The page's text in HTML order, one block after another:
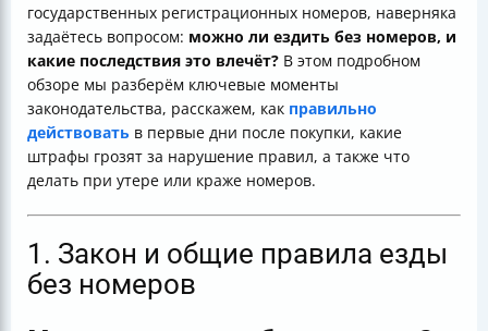
государственных регистрационных номеров, наверняка
задаётесь вопросом: можно ли ездить без номеров, и
какие последствия это влечёт? В этом подробном
обзоре мы разберём ключевые моменты
законодательства, расскажем, как правильно
действовать в первые дни после покупки, какие
штрафы грозят за нарушение правил, а также что
делать при утере или краже номеров.
1. Закон и общие правила езды
без номеров